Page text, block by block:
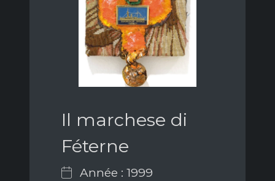
Il marchese di
Féterne
Année : 1999